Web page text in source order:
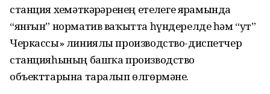
станция хеҙмәткәрҙәренең етеҙлеге ярҙамында
“янғын” норматив ваҡытта һүндерелде һәм “ут”
Черкассы» линиялы производство-диспетчер
станцияһының башҡа производство
объекттарына таралып өлгөрмәне.